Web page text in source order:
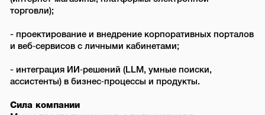
торговли);
- проектирование и внедрение корпоративных порталов
и веб‑сервисов с личными кабинетами;
- интеграция ИИ‑решений (LLM, умные поиски,
ассистенты) в бизнес‑процессы и продукты.
Сила компании